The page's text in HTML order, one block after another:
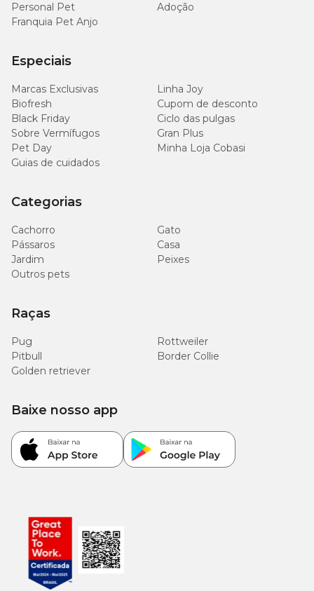
Personal Pet
Adoção
Franquia Pet Anjo
Especiais
Marcas Exclusivas
Linha Joy
Biofresh
Cupom de desconto
Black Friday
Ciclo das pulgas
Sobre Vermífugos
Gran Plus
Pet Day
Minha Loja Cobasi
Guias de cuidados
Categorias
Cachorro
Gato
Pássaros
Casa
Jardim
Peixes
Outros pets
Raças
Pug
Rottweiler
Pitbull
Border Collie
Golden retriever
Baixe nosso app